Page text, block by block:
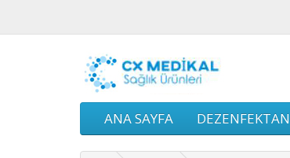
ANA SAYFA DEZENFEKTAN